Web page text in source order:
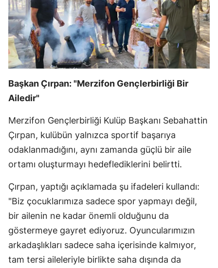
Başkan Çırpan: "Merzifon Gençlerbirliği Bir
Ailedir"
Merzifon Gençlerbirliği Kulüp Başkanı Sebahattin
Çırpan, kulübün yalnızca sportif başarıya
odaklanmadığını, aynı zamanda güçlü bir aile
ortamı oluşturmayı hedeflediklerini belirtti.
Çırpan, yaptığı açıklamada şu ifadeleri kullandı:
"Biz çocuklarımıza sadece spor yapmayı değil,
bir ailenin ne kadar önemli olduğunu da
göstermeye gayret ediyoruz. Oyuncularımızın
arkadaşlıkları sadece saha içerisinde kalmıyor,
tam tersi aileleriyle birlikte saha dışında da